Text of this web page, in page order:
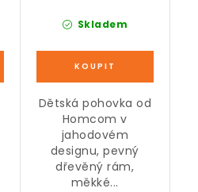
Skladem
Dětská pohovka od
Homcom v
jahodovém
designu, pevný
dřevěný rám,
měkké...